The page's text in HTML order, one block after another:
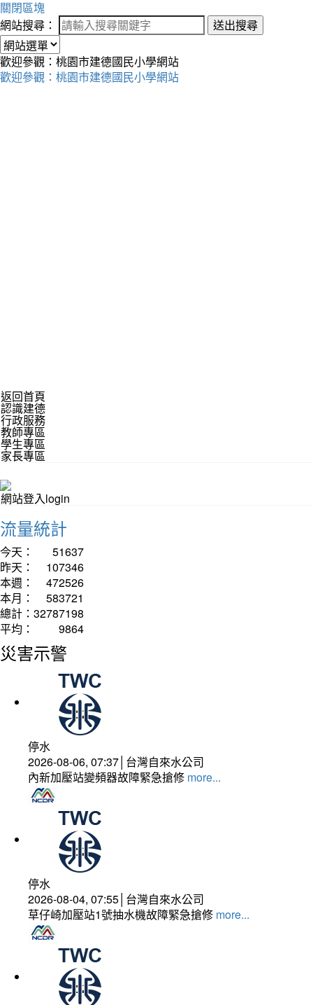
關閉區塊
網站搜尋：
送出搜尋
歡迎參觀：桃園市建德國民小學網站
歡迎參觀：桃園市建德國民小學網站
返回首頁
認識建德
行政服務
教師專區
學生專區
家長專區
網站登入login
流量統計
今天：
51637
昨天：
107346
本週：
472526
本月：
583721
總計： 32787198
平均：
9864
災害示警
停水
2026-08-06, 07:37│台灣自來水公司
內新加壓站變頻器故障緊急搶修 more...
停水
2026-08-04, 07:55│台灣自來水公司
草仔崎加壓站1號抽水機故障緊急搶修 more...